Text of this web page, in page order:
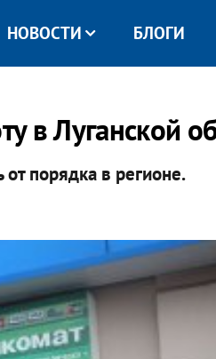
НОВОСТИ БЛОГИ
в Луганской
от порядка в регионе.